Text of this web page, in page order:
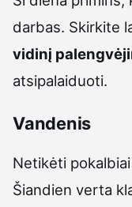
darbas. Skirkite
vidinį
atsipalaiduoti.
Vandenis
Netikėti
Šiandien verta